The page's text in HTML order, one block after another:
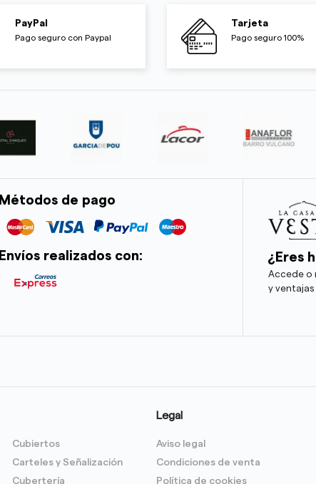
PayPal
Pago seguro con Paypal
Tarjeta
Pago seguro 100%
Métodos de pago
Envíos realizados con: ¿Eres
Accede o
y
Cubiertos
Carteles y Señalización
Cubertería
Legal
Aviso legal
Condiciones de venta
Política de cookies